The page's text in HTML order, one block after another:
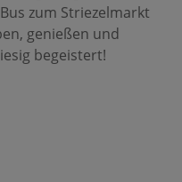
zum Striezelmarkt
genießen und
begeistert!